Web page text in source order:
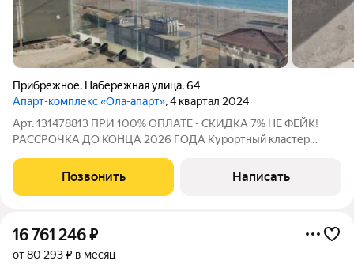
Прибрежное, Набережная улица,64
Апарт-комплекс «Ола-апарт», 4 квартал 2024
Арт. 131478813 ПРИ 100% ОПЛАТЕ - СКИДКА 7% НЕ ФЕЙК!
РАССРОЧКА ДО КОНЦА 2026 ГОДА Курортный кластер
Цена ниже застройщика Ипотека Полная стоимость в ДКП
Готовые апартаменты с ключами на первой
Позвонить Написать
16 761 246₽
от 80 293 ₽ в месяц